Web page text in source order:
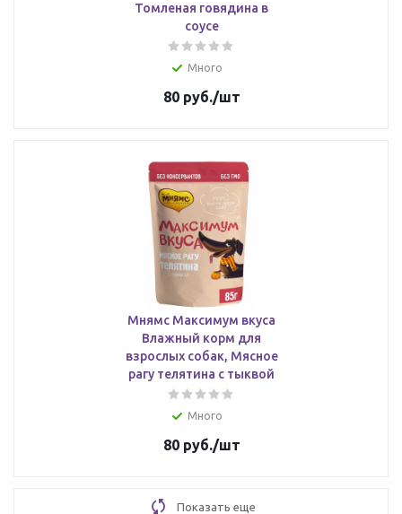
Томленая говядина в
соусе
Много
80руб./шт
Мнямс Максимум вкуса
Влажный корм для
взрослых собак, Мясное
рагу телятина с тыквой
Много
80руб./шт
Показать еще